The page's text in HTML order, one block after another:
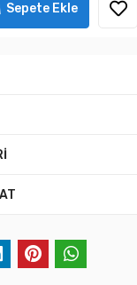
Sepete Ekle